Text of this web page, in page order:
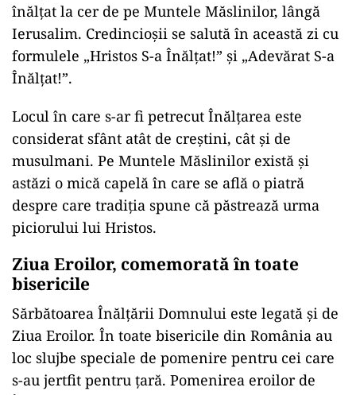
înălțat la cer de pe Muntele Măslinilor, lângă
Ierusalim. Credincioșii se salută în această zi cu
formulele „Hristos S-a Înălțat!” și „Adevărat S-a
Înălțat!”.
Locul în care s-ar fi petrecut Înălțarea este
considerat sfânt atât de creștini, cât și de
musulmani. Pe Muntele Măslinilor există și
astăzi o mică capelă în care se află o piatră
despre care tradiția spune că păstrează urma
piciorului lui Hristos.
Ziua Eroilor, comemorată în toate
bisericile
Sărbătoarea Înălțării Domnului este legată și de
Ziua Eroilor. În toate bisericile din România au
loc slujbe speciale de pomenire pentru cei care
s-au jertfit pentru țară. Pomenirea eroilor de